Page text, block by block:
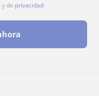
y de privacidad